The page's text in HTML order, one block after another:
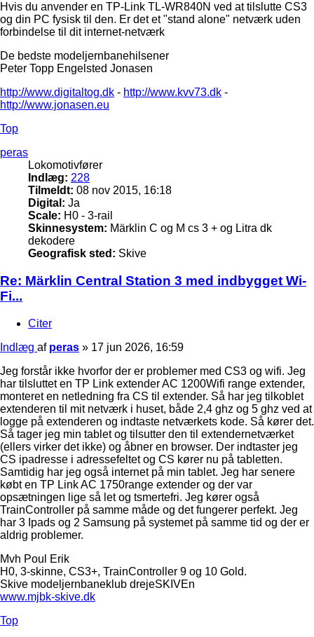
Hvis du anvender en TP-Link TL-WR840N ved at tilslutte CS3
og din PC fysisk til den. Er det et "stand alone" netværk uden
forbindelse til dit internet-netværk
De bedste modeljernbanehilsener
Peter Topp Engelsted Jonasen
http://www.digitaltog.dk - http://www.kvv73.dk -
http://www.jonasen.eu
Top
peras
Lokomotivfører
Indlæg: 228
Tilmeldt: 08 nov 2015, 16:18
Digital: Ja
Scale: H0 - 3-rail
Skinnesystem: Märklin C og M cs 3 + og Litra dk
dekodere
Geografisk sted: Skive
Re: Märklin Central Station 3 med indbygget Wi-
Fi...
Citer
Indlæg af peras » 17 jun 2026, 16:59
Jeg forstår ikke hvorfor der er problemer med CS3 og wifi. Jeg
har tilsluttet en TP Link extender AC 1200Wifi range extender,
monteret en netledning fra CS til extender. Så har jeg tilkoblet
extenderen til mit netværk i huset, både 2,4 ghz og 5 ghz ved at
logge på extenderen og indtaste netværkets kode. Så kører det.
Så tager jeg min tablet og tilsutter den til extendernetværket
(ellers virker det ikke) og åbner en browser. Der indtaster jeg
CS ipadresse i adressefeltet og CS kører nu på tabletten.
Samtidig har jeg også internet på min tablet. Jeg har senere
købt en TP Link AC 1750range extender og der var
opsætningen lige så let og tsmertefri. Jeg kører også
TrainController på samme måde og det fungerer perfekt. Jeg
har 3 Ipads og 2 Samsung på systemet på samme tid og der er
aldrig problemer.
Mvh Poul Erik
H0, 3-skinne, CS3+, TrainController 9 og 10 Gold.
Skive modeljernbaneklub drejeSKIVEn
www.mjbk-skive.dk
Top